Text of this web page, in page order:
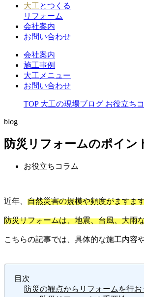
大工 とつくる
リフォーム
会社案内
お問い合わせ
会社案内
施工事例
大工メニュー
お問い合わせ
TOP 大工の現場ブログ お役立ち
blog
防災リフォームのポイン
お役立ちコラム
近年、 自然災害の規模や頻度がますま
防災リフォームは、地震、台風、大雨
こちらの記事では、具体的な施工内容
目次
防災の観点からリフォームを行お